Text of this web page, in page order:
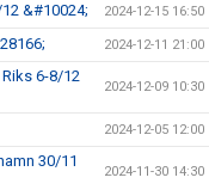
&#10024; 2024-12-15 16:50
2024-12-11 21:00
6-8/12
2024-12-09 10:30
2024-12-05 12:00
30/11
2024-11-30 14:30